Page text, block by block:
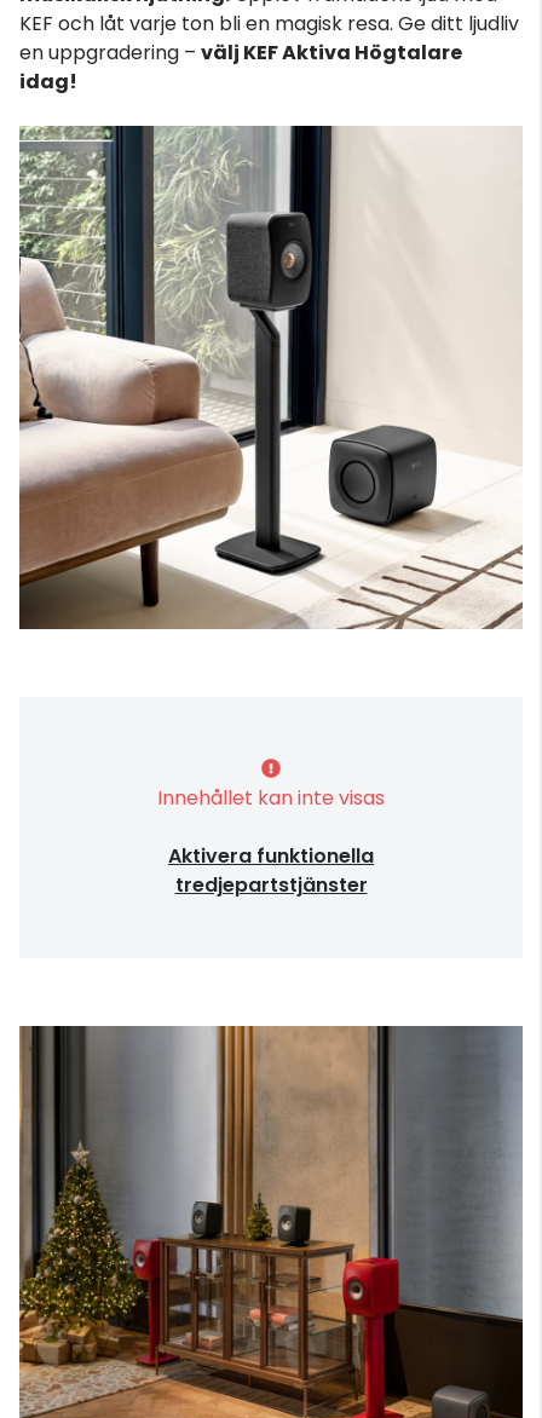
KEF och låt varje ton bli en magisk resa. Ge ditt ljudliv
en uppgradering – välj KEF Aktiva Högtalare
idag!
Innehållet kan inte visas
Aktivera funktionella
tredjepartstjänster